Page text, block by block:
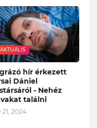
AKTUÁLIS
hír érkezett
Dániel
- Nehéz
találni
21, 2024